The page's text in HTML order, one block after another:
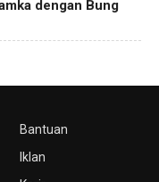
dengan Bung
Bantuan
Iklan